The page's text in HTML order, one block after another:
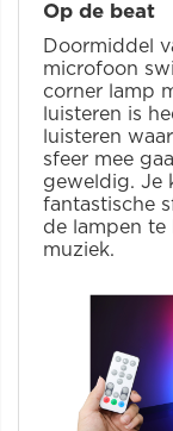
Op de beat
Doormiddel
microfoon
corner lamp
luisteren is
luisteren
sfeer mee
geweldig. Je
fantastische
de lampen te
muziek.